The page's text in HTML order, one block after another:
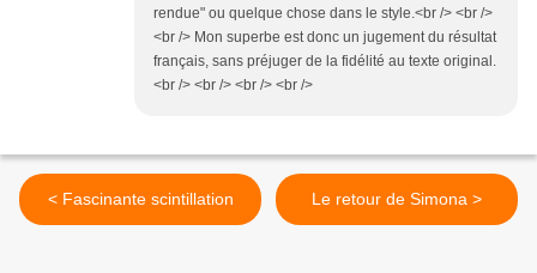
rendue" ou quelque chose dans le style.<br /> <br />
<br /> Mon superbe est donc un jugement du résultat
français, sans préjuger de la fidélité au texte original.
<br /> <br /> <br /> <br />
< Fascinante scintillation Le retour de Simona >